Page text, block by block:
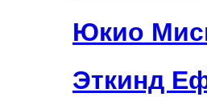
Юкио
Эткинд